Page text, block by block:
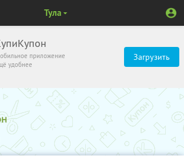
приложение
удобнее
Загрузить
Тула